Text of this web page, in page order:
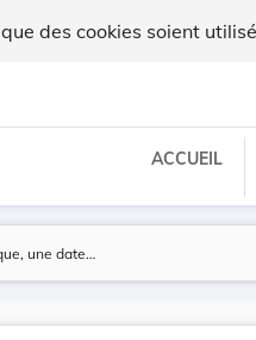
des cookies soient
ACCUEIL